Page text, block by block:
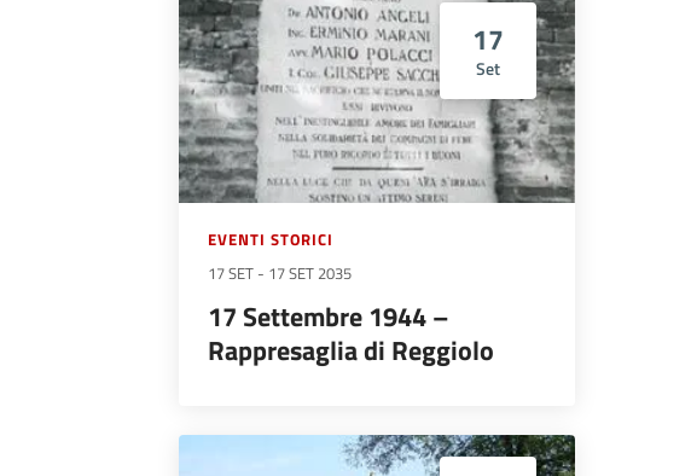
17
Set
EVENTI STORICI
17 SET - 17 SET 2035
17 Settembre 1944 –
Rappresaglia di Reggiolo